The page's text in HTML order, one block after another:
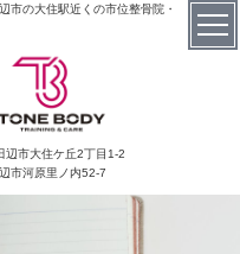
市の大住駅近くの市位整骨院・
辺市大住ケ丘2丁目1-2
市河原里ノ内52-7